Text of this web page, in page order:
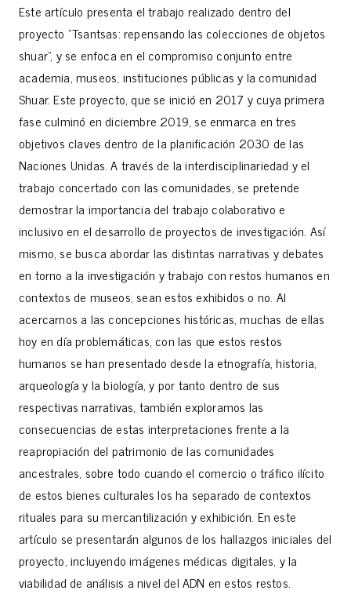
Este artículo presenta el trabajo realizado dentro del
proyecto “Tsantsas: repensando las colecciones de objetos
shuar”, y se enfoca en el compromiso conjunto entre
academia, museos, instituciones públicas y la comunidad
Shuar. Este proyecto, que se inició en 2017 y cuya primera
fase culminó en diciembre 2019, se enmarca en tres
objetivos claves dentro de la planificación 2030 de las
Naciones Unidas. A través de la interdisciplinariedad y el
trabajo concertado con las comunidades, se pretende
demostrar la importancia del trabajo colaborativo e
inclusivo en el desarrollo de proyectos de investigación. Así
mismo, se busca abordar las distintas narrativas y debates
en torno a la investigación y trabajo con restos humanos en
contextos de museos, sean estos exhibidos o no. Al
acercarnos a las concepciones históricas, muchas de ellas
hoy en día problemáticas, con las que estos restos
humanos se han presentado desde la etnografía, historia,
arqueología y la biología, y por tanto dentro de sus
respectivas narrativas, también exploramos las
consecuencias de estas interpretaciones frente a la
reapropiación del patrimonio de las comunidades
ancestrales, sobre todo cuando el comercio o tráfico ilícito
de estos bienes culturales los ha separado de contextos
rituales para su mercantilización y exhibición. En este
artículo se presentarán algunos de los hallazgos iniciales del
proyecto, incluyendo imágenes médicas digitales, y la
viabilidad de análisis a nivel del ADN en estos restos.